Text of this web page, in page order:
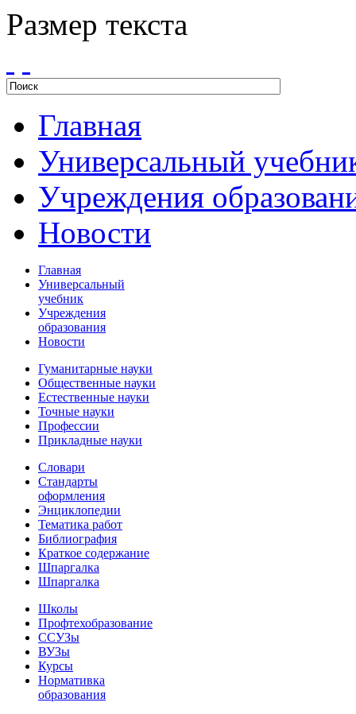
Размер текста
Главная
Универсальный
Учреждения
Новости
Главная
Универсальный
учебник
Учреждения
образования
Новости
Гуманитарные науки
Общественные науки
Естественные науки
Точные науки
Профессии
Прикладные науки
Словари
Стандарты
оформления
Энциклопедии
Тематика работ
Библиография
Краткое содержание
Шпаргалка
Шпаргалка
Школы
Профтехобразование
ССУЗы
ВУЗы
Курсы
Нормативка
образования